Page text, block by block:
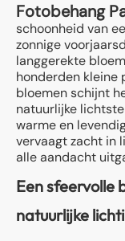
Fotobehang
schoonheid van
zonnige
langgerekte
honderden kleine
bloemen schijnt
natuurlijke
warme en
vervaagt zacht in
alle aandacht
Een sfeervolle
natuurlijke